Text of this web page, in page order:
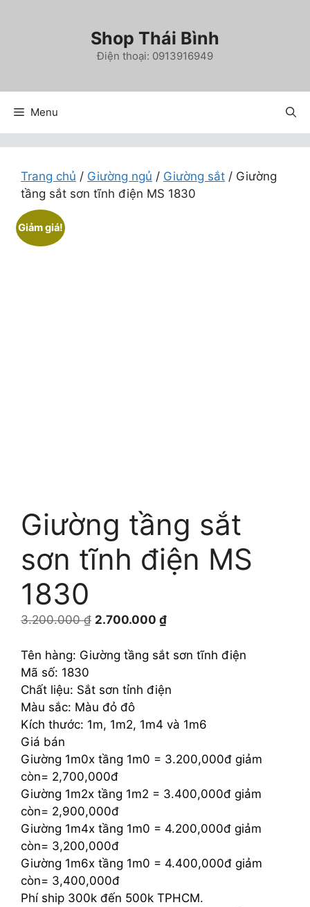
Shop Thái Bình
Điện thoại: 0913916949
Menu
Trang chủ / Giường ngủ / Giường sắt / Giường
tầng sắt sơn tĩnh điện MS 1830
Giảm giá!
Giường tầng sắt
sơn tĩnh điện MS
1830
3.200.000₫ Giá
là:
2.700.000 ₫Giá
tại
2.700.000 ₫.
Tên hàng: Giường tầng sắt sơn tĩnh điện
Mã số: 1830
Chất liệu: Sắt sơn tỉnh điện
Màu sắc: Màu đỏ đô
Kích thước: 1m, 1m2, 1m4 và 1m6
Giá bán
Giường 1m0x tầng 1m0 = 3.200,000đ giảm
còn= 2,700,000đ
Giường 1m2x tầng 1m2 = 3.400,000đ giảm
còn= 2,900,000đ
Giường 1m4x tầng 1m0 = 4.200,000đ giảm
còn= 3,200,000đ
Giường 1m6x tầng 1m0 = 4.400,000đ giảm
còn= 3,400,000đ
Phí ship 300k đến 500k TPHCM.